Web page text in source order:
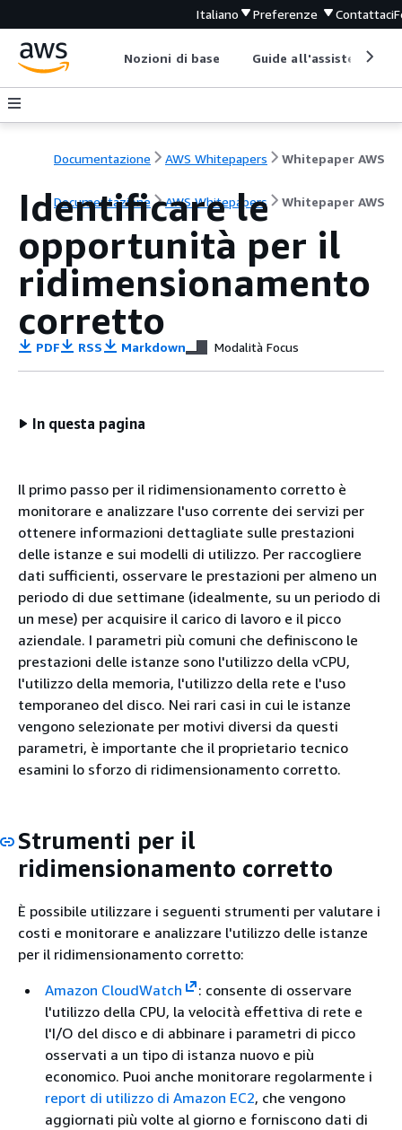
Italiano Preferenze Contattaci
Nozioni di base Guide all'assistenza
Documentazione AWS Whitepapers Whitepaper AWS
Documentazione AWS Whitepapers Whitepaper AWS
Identificare le
opportunità per il
ridimensionamento
corretto
PDF RSS Markdown Modalità Focus
In questa pagina
Il primo passo per il ridimensionamento corretto è
monitorare e analizzare l'uso corrente dei servizi per
ottenere informazioni dettagliate sulle prestazioni
delle istanze e sui modelli di utilizzo. Per raccogliere
dati sufficienti, osservare le prestazioni per almeno un
periodo di due settimane (idealmente, su un periodo di
un mese) per acquisire il carico di lavoro e il picco
aziendale. I parametri più comuni che definiscono le
prestazioni delle istanze sono l'utilizzo della vCPU,
l'utilizzo della memoria, l'utilizzo della rete e l'uso
temporaneo del disco. Nei rari casi in cui le istanze
vengono selezionate per motivi diversi da questi
parametri, è importante che il proprietario tecnico
esamini lo sforzo di ridimensionamento corretto.
Strumenti per il
ridimensionamento corretto
È possibile utilizzare i seguenti strumenti per valutare i
costi e monitorare e analizzare l'utilizzo delle istanze
per il ridimensionamento corretto:
Amazon CloudWatch
: consente di osservare
l'utilizzo della CPU, la velocità effettiva di rete e
l'I/O del disco e di abbinare i parametri di picco
osservati a un tipo di istanza nuovo e più
economico. Puoi anche monitorare regolarmente i
report di utilizzo di Amazon EC2, che vengono
aggiornati più volte al giorno e forniscono dati di